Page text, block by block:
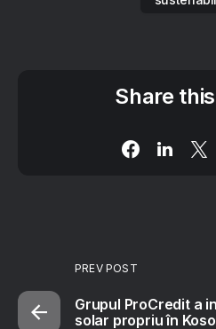
Share
PREV POST
Grupul ProCredit a
solar propriu în